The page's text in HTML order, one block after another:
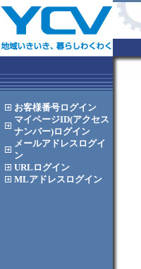
お客様番号ログイン
マイページID(アクセス
ナンバー)ログイン
メールアドレス ログイ
ン
URL ログイン
MLアドレス ログイン